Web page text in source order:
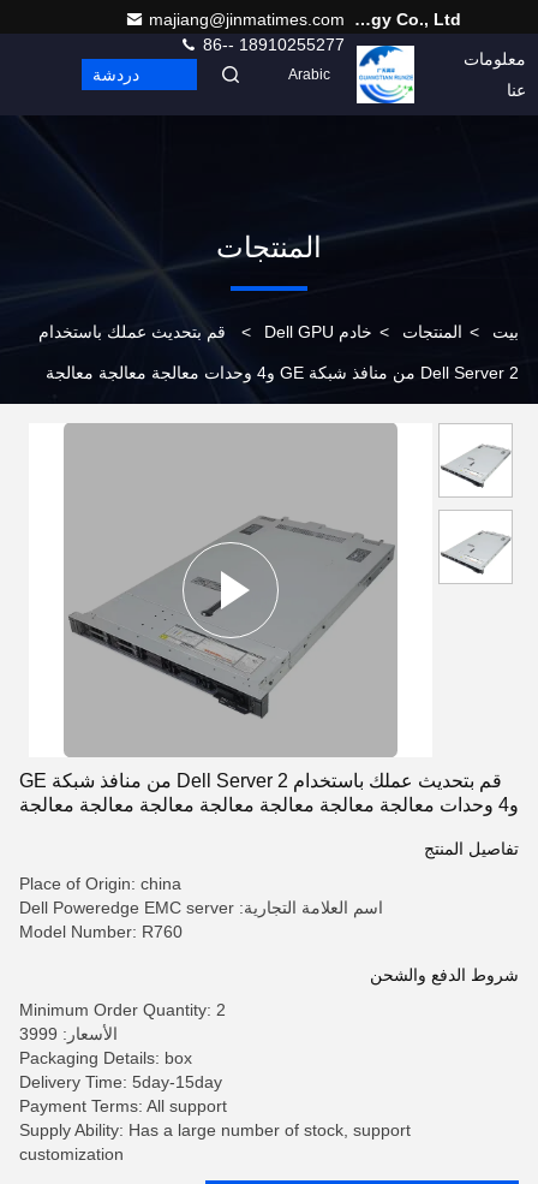
Beijing Guangtian Runze Technology Co., Ltd.
majiang@jinmatimes.com
86-- 18910255277
معلومات
عنا
اتصل
بنا
Arabic دردشة
المنتجات
بيت > المنتجات > خادم Dell GPU > قم بتحديث عملك باستخدام
Dell Server 2 من منافذ شبكة GE و4 وحدات معالجة معالجة معالجة
معالجة معالجة معالجة معالجة معالجة معالجة معالجة معالجة معالجة
معالجة معالجة معالجة معالجة معالجة معالجة معالجة معالجة معالجة
معالجة معالجة معالجة معالجة معالجة معالجة معالجة معالجة معالجة
معالجة معالجة معالجة معالجة معالجة معالجة معالجة معالجة معالجة
معالجة معالجة معالجة معالجة معالجة معالجة معالجة معالجة معالجة
معالجة معالجة معالجة معالجة معالجة مع
قم بتحديث عملك باستخدام Dell Server 2 من منافذ شبكة GE
و4 وحدات معالجة معالجة معالجة معالجة معالجة معالجة معالجة
معالجة معالجة معالجة معالجة معالجة معالجة معالجة معالجة
معالجة معالجة معالجة معالجة معالجة معالجة معالجة معالجة
معالجة معالجة معالجة معالجة معالجة معالجة معالجة معالجة
معالجة معالجة معالجة معالجة معالجة معالجة معالجة معالجة
معالجة معالجة معالجة معالجة معالجة معالجة معالجة مع
تفاصيل المنتج
Place of Origin: china
اسم العلامة التجارية: Dell Poweredge EMC server
Model Number: R760
شروط الدفع والشحن
Minimum Order Quantity: 2
الأسعار: 3999
Packaging Details: box
Delivery Time: 5day-15day
Payment Terms: All support
Supply Ability: Has a large number of stock, support
customization